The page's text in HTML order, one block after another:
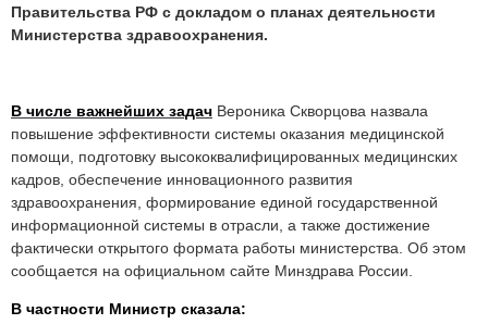
Правительства РФ с докладом о планах деятельности
Министерства здравоохранения.
В числе важнейших задач Вероника Скворцова назвала
повышение эффективности системы оказания медицинской
помощи, подготовку высококвалифицированных медицинских
кадров, обеспечение инновационного развития
здравоохранения, формирование единой государственной
информационной системы в отрасли, а также достижение
фактически открытого формата работы министерства. Об этом
сообщается на официальном сайте Минздрава России.
В частности Министр сказала: